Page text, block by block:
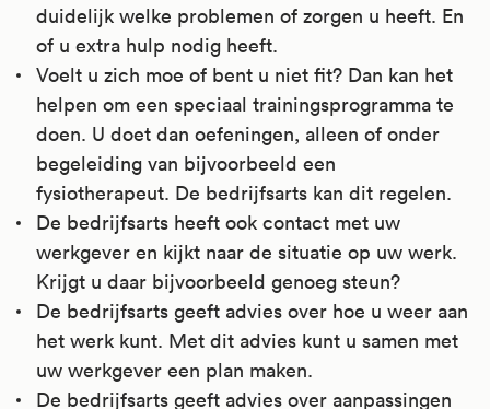
duidelijk welke problemen of zorgen u heeft. En
of u extra hulp nodig heeft.
Voelt u zich moe of bent u niet fit? Dan kan het
helpen om een speciaal trainingsprogramma te
doen. U doet dan oefeningen, alleen of onder
begeleiding van bijvoorbeeld een
fysiotherapeut. De bedrijfsarts kan dit regelen.
De bedrijfsarts heeft ook contact met uw
werkgever en kijkt naar de situatie op uw werk.
Krijgt u daar bijvoorbeeld genoeg steun?
De bedrijfsarts geeft advies over hoe u weer aan
het werk kunt. Met dit advies kunt u samen met
uw werkgever een plan maken.
De bedrijfsarts geeft advies over aanpassingen